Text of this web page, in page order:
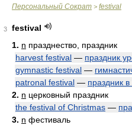
Персональный Сократ > festival
3
festival
1. n празднество, праздник
harvest festival — праздник
gymnastic festival —
patronal festival — праздник в
2. n церковный праздник
the festival of Christmas —
3. n фестиваль